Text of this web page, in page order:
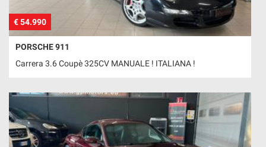
€ 54.990
PORSCHE 911
Carrera 3.6 Coupè 325CV MANUALE ! ITALIANA !